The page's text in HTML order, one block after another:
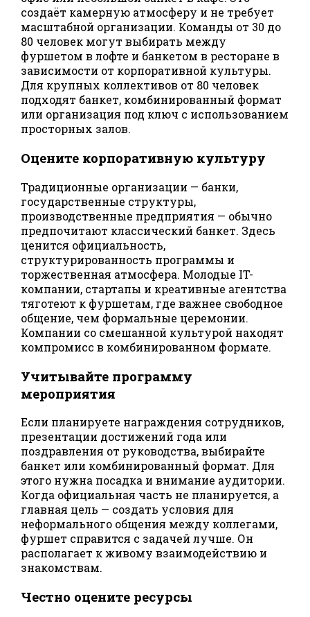
создаёт камерную атмосферу и не требует
масштабной организации. Команды от 30 до
80 человек могут выбирать между
фуршетом в лофте и банкетом в ресторане в
зависимости от корпоративной культуры.
Для крупных коллективов от 80 человек
подходят банкет, комбинированный формат
или организация под ключ с использованием
просторных залов.
Оцените корпоративную культуру
Традиционные организации — банки,
государственные структуры,
производственные предприятия — обычно
предпочитают классический банкет. Здесь
ценится официальность,
структурированность программы и
торжественная атмосфера. Молодые IT-
компании, стартапы и креативные агентства
тяготеют к фуршетам, где важнее свободное
общение, чем формальные церемонии.
Компании со смешанной культурой находят
компромисс в комбинированном формате.
Учитывайте программу
мероприятия
Если планируете награждения сотрудников,
презентации достижений года или
поздравления от руководства, выбирайте
банкет или комбинированный формат. Для
этого нужна посадка и внимание аудитории.
Когда официальная часть не планируется, а
главная цель — создать условия для
неформального общения между коллегами,
фуршет справится с задачей лучше. Он
располагает к живому взаимодействию и
знакомствам.
Честно оцените ресурсы